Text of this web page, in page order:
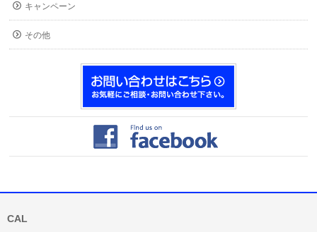
キャンペーン
その他
CAL